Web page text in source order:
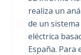
realiza un
de un
eléctrica
España. Para